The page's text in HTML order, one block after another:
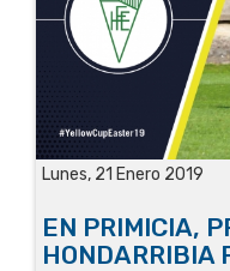
Lunes, 21 Enero 2019
EN PRIMICIA,
HONDARRIBIA